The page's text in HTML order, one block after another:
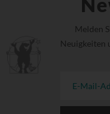
Melden
Neuigkeiten